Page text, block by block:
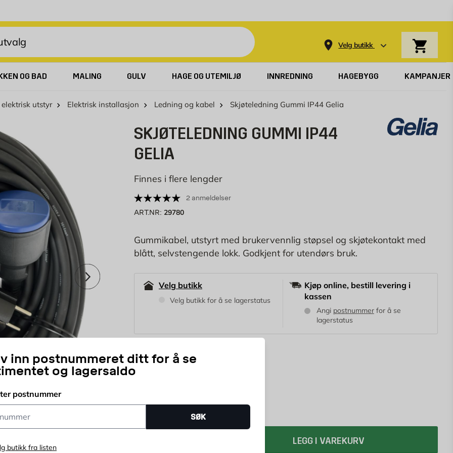
Velg butikk
inn postnummeret ditt for å se
og lagersaldo
postnummer
SØK
butikk fra listen
OG BAD MALING GULV HAGE OG UTEMILJØ INNREDNING HAGEBYGG KAMPANJER
utstyr Elektrisk installasjon Ledning og kabel Skjøteledning Gummi IP44 Gelia
Neste
SKJØTELEDNING GUMMI IP44
GELIA
Finnes i flere lengder
2 anmeldelser
ART.NR: 29780
Gummikabel, utstyrt med brukervennlig støpsel og skjøtekontakt med
blått, selvstengende lokk. Godkjent for utendørs bruk.
Velg butikk
Velg butikk for å se lagerstatus
Kjøp online, bestill levering i
kassen
Angi postnummerfor å se
lagerstatus
Lengde:
269 NOK
LEGG I VAREKURV